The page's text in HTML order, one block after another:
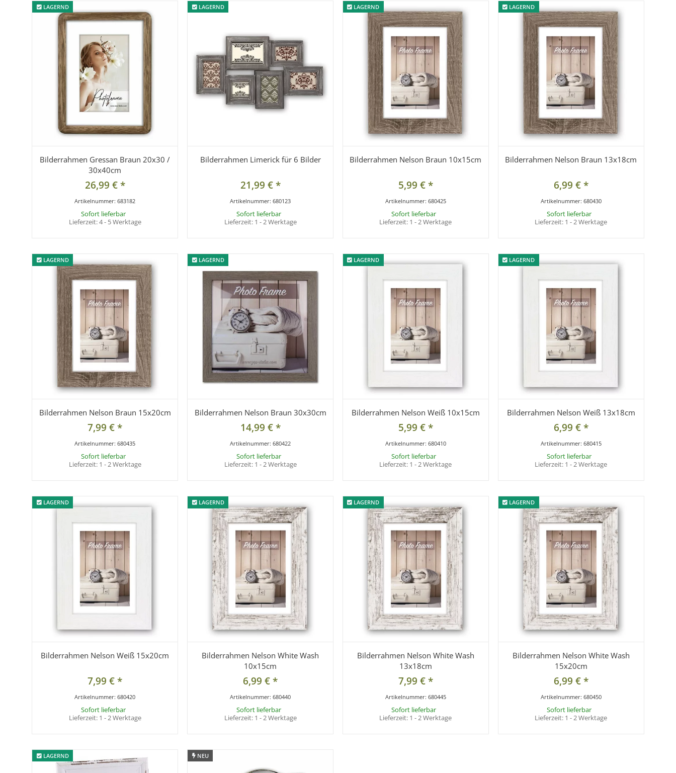
LAGERND
LAGERND
Bilderrahmen Gressan Braun 20x30 /
30x40cm
26,99 €*
Artikelnummer:683182
Sofort lieferbar
Lieferzeit:4 - 5 Werktage
LAGERND
LAGERND
Bilderrahmen Limerick für 6 Bilder
21,99 €*
Artikelnummer:680123
Sofort lieferbar
Lieferzeit: 1 - 2 Werktage
LAGERND
LAGERND
Bilderrahmen Nelson Braun 10x15cm
5,99 €*
Artikelnummer: 680425
Sofort lieferbar
Lieferzeit: 1 - 2 Werktage
LAGERND
LAGERND
Bilderrahmen Nelson Braun 13x18cm
6,99 €*
Artikelnummer: 680430
Sofort lieferbar
Lieferzeit: 1 - 2 Werktage
LAGERND
LAGERND
Bilderrahmen Nelson Braun 15x20cm
7,99 €*
Artikelnummer:680435
Sofort lieferbar
Lieferzeit: 1 - 2 Werktage
LAGERND
LAGERND
Bilderrahmen Nelson Braun 30x30cm
14,99 €*
Artikelnummer:680422
Sofort lieferbar
Lieferzeit: 1 - 2 Werktage
LAGERND
LAGERND
Bilderrahmen Nelson Weiß 10x15cm
5,99 €*
Artikelnummer: 680410
Sofort lieferbar
Lieferzeit: 1 - 2 Werktage
LAGERND
LAGERND
Bilderrahmen Nelson Weiß 13x18cm
6,99 €*
Artikelnummer: 680415
Sofort lieferbar
Lieferzeit: 1 - 2 Werktage
LAGERND
LAGERND
Bilderrahmen Nelson Weiß 15x20cm
7,99 €*
Artikelnummer:680420
Sofort lieferbar
Lieferzeit: 1 - 2 Werktage
LAGERND
LAGERND
Bilderrahmen Nelson White Wash
10x15cm
6,99 €*
Artikelnummer:680440
Sofort lieferbar
Lieferzeit: 1 - 2 Werktage
LAGERND
LAGERND
Bilderrahmen Nelson White Wash
13x18cm
7,99 €*
Artikelnummer: 680445
Sofort lieferbar
Lieferzeit: 1 - 2 Werktage
LAGERND
LAGERND
Bilderrahmen Nelson White Wash
15x20cm
6,99 €*
Artikelnummer: 680450
Sofort lieferbar
Lieferzeit: 1 - 2 Werktage
LAGERND
LAGERND NEU
NEU